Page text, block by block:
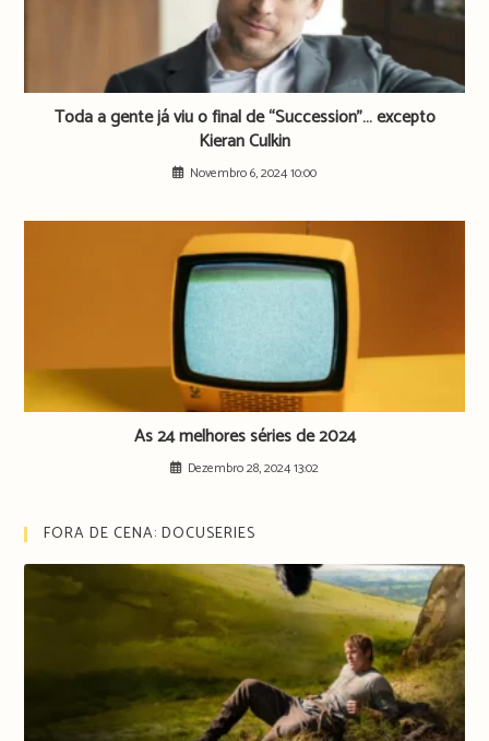
Toda a gente já viu o final de “Succession”… excepto
Kieran Culkin
Novembro 6, 2024 10:00
As 24 melhores séries de 2024
Dezembro 28, 2024 13:02
FORA DE CENA: DOCUSERIES